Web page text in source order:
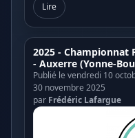
Lire
2025 - Championnat
- Auxerre (Yonne-
Publié le vendredi 10
30 novembre 2025
par Frédéric Lafargue